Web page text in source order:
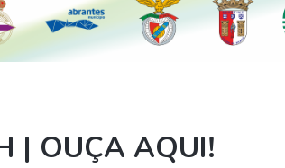
| OUÇA AQUI!